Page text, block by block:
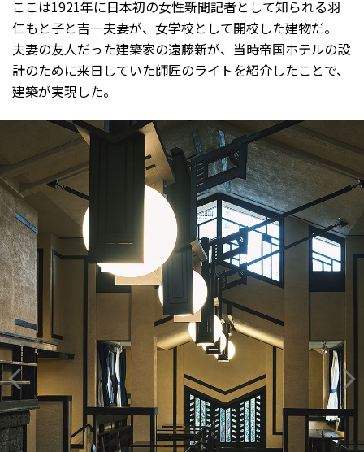
ここは1921年に日本初の女性新聞記者として知られる羽
仁もと子と吉一夫妻が、女学校として開校した建物だ。
夫妻の友人だった建築家の遠藤新が、当時帝国ホテルの設
計のために来日していた師匠のライトを紹介したことで、
建築が実現した。